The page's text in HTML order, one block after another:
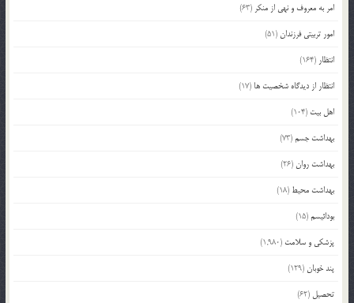
امر به معروف و نهی از منکر (63)
امور تربیتی فرزندان(51)
انتظار (164)
انتظار از دیدگاه شخصیت ها (17)
اهل بیت (104)
بهداشت جسم(73)
بهداشت روان(26)
بهداشت محیط (18)
بودائیسم(15)
پزشکی و سلامت (1,980)
پند خوبان(129)
تحصیل (62)